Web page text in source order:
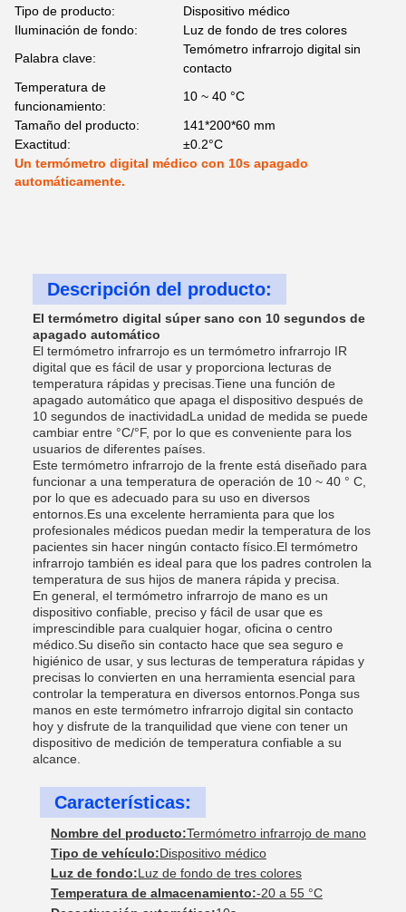
Tipo de producto:
Dispositivo médico
Iluminación de fondo:
Luz de fondo de tres colores
Palabra clave:
Temómetro infrarrojo digital sin
contacto
Temperatura de
funcionamiento:
10 ~ 40 °C
Tamaño del producto:
141*200*60 mm
Exactitud:
±0.2°C
Un termómetro digital médico con 10s apagado
automáticamente.
Descripción del producto:
El termómetro digital súper sano con 10 segundos de
apagado automático
El termómetro infrarrojo es un termómetro infrarrojo IR
digital que es fácil de usar y proporciona lecturas de
temperatura rápidas y precisas.Tiene una función de
apagado automático que apaga el dispositivo después de
10 segundos de inactividadLa unidad de medida se puede
cambiar entre °C/°F, por lo que es conveniente para los
usuarios de diferentes países.
Este termómetro infrarrojo de la frente está diseñado para
funcionar a una temperatura de operación de 10 ~ 40 ° C,
por lo que es adecuado para su uso en diversos
entornos.Es una excelente herramienta para que los
profesionales médicos puedan medir la temperatura de los
pacientes sin hacer ningún contacto físico.El termómetro
infrarrojo también es ideal para que los padres controlen la
temperatura de sus hijos de manera rápida y precisa.
En general, el termómetro infrarrojo de mano es un
dispositivo confiable, preciso y fácil de usar que es
imprescindible para cualquier hogar, oficina o centro
médico.Su diseño sin contacto hace que sea seguro e
higiénico de usar, y sus lecturas de temperatura rápidas y
precisas lo convierten en una herramienta esencial para
controlar la temperatura en diversos entornos.Ponga sus
manos en este termómetro infrarrojo digital sin contacto
hoy y disfrute de la tranquilidad que viene con tener un
dispositivo de medición de temperatura confiable a su
alcance.
Características:
Nombre del producto:Termómetro infrarrojo de mano
Tipo de vehículo:Dispositivo médico
Luz de fondo:Luz de fondo de tres colores
Temperatura de almacenamiento:-20 a 55 °C